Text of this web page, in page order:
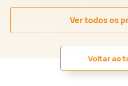
Ver todos os
Voltar ao